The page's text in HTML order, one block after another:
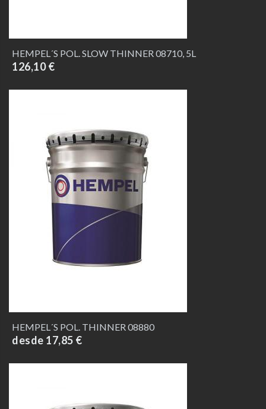
HEMPEL´S POL. SLOW THINNER 08710, 5L
126,10 €
HEMPEL´S POL. THINNER 08880
desde 17,85 €